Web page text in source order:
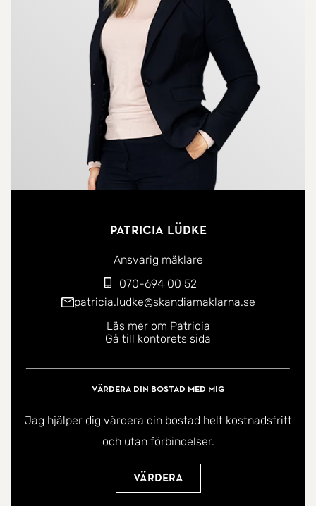
Patricia Lüdke
Ansvarig mäklare
070-694 00 52
patricia.ludke@skandiamaklarna.se
Läs mer om Patricia
Gå till kontorets sida
Värdera din bostad med mig
Jag hjälper dig värdera din bostad helt kostnadsfritt
och utan förbindelser.
Värdera